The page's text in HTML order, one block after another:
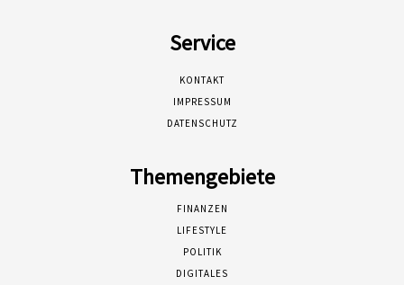
Service
KONTAKT
IMPRESSUM
DATENSCHUTZ
Themengebiete
FINANZEN
LIFESTYLE
POLITIK
DIGITALES